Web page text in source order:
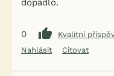
dopadlo.
0
Kvalitní
Nahlásit
Citovat